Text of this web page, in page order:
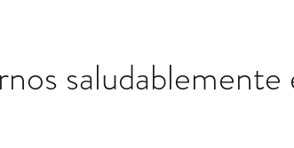
saludablemente